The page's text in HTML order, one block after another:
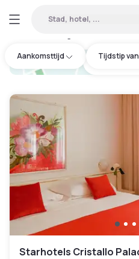
Stad, hotel, ...
Aankomsttijd Tijdstip
Starhotels Cristallo